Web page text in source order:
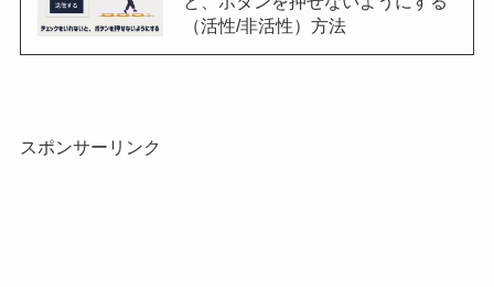
（活性/非活性）方法
スポンサーリンク